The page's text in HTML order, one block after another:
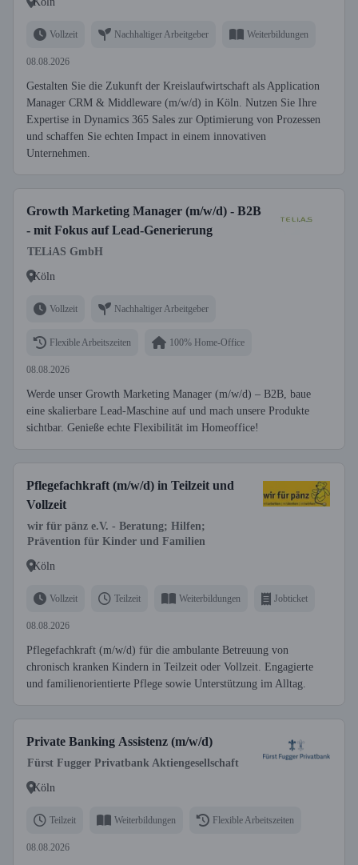
Vollzeit Nachhaltiger Arbeitgeber Weiterbildungen
08.08.2026
Gestalten Sie die Zukunft der Kreislaufwirtschaft als Application
Manager CRM & Middleware (m/w/d) in Köln. Nutzen Sie Ihre
Expertise in Dynamics 365 Sales zur Optimierung von Prozessen
und schaffen Sie echten Impact in einem innovativen
Unternehmen.
Growth Marketing Manager (m/w/d) - B2B
- mit Fokus auf Lead-Generierung
TELiAS GmbH
Köln
Vollzeit Nachhaltiger Arbeitgeber
Flexible Arbeitszeiten 100% Home-Office
08.08.2026
Werde unser Growth Marketing Manager (m/w/d) – B2B, baue
eine skalierbare Lead-Maschine auf und mach unsere Produkte
sichtbar. Genieße echte Flexibilität im Homeoffice!
Pflegefachkraft (m/w/d) in Teilzeit und
Vollzeit
wir für pänz e.V. - Beratung; Hilfen;
Prävention für Kinder und Familien
Köln
Vollzeit Teilzeit Weiterbildungen Jobticket
08.08.2026
Pflegefachkraft (m/w/d) für die ambulante Betreuung von
chronisch kranken Kindern in Teilzeit oder Vollzeit. Engagierte
und familienorientierte Pflege sowie Unterstützung im Alltag.
Private Banking Assistenz (m/w/d)
Fürst Fugger Privatbank Aktiengesellschaft
Köln
Teilzeit Weiterbildungen Flexible Arbeitszeiten
08.08.2026